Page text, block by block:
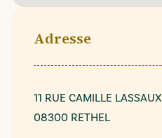
Adresse
11 RUE CAMILLE LASSAUX
08300 RETHEL